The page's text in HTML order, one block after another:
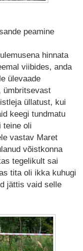
peamine
hinnata
viibides, anda
ülevaade
ümbritsevast
üllatust, kui
keegi tundmatu
teine oli
vastav Maret
võistkonna
tegelikult sai
tita oli ikka kuhugi
jättis vaid selle